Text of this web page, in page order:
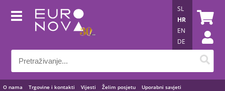
O nama Trgovine i kontakti Vijesti Želim posjetu Uporabni savjeti
SL
HR
EN
DE